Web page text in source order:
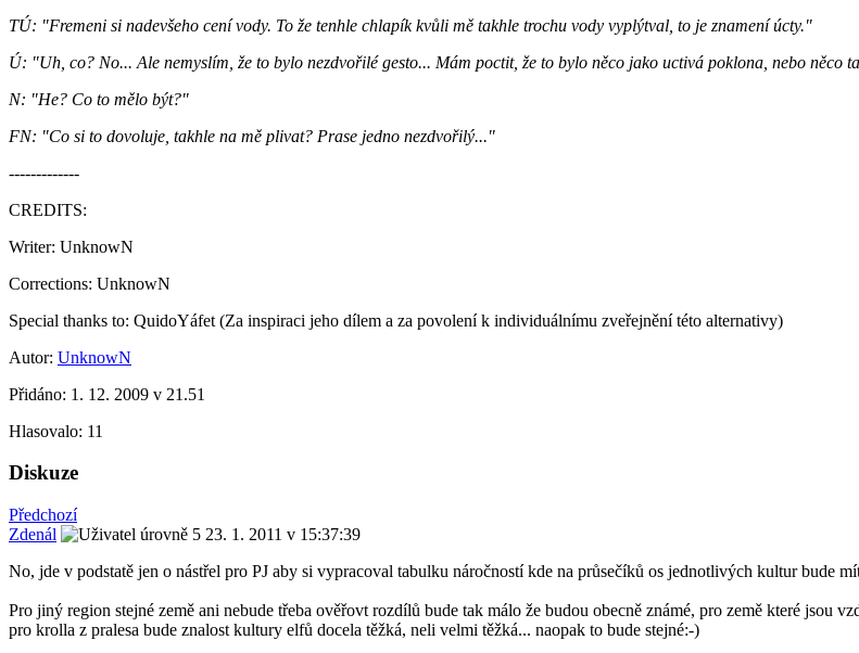
TÚ: "Fremeni si nadevšeho cení vody. To že tenhle chlapík kvůli mě takhle trochu vody vyplýtval, to je znamení úcty."
Ú: "Uh, co? No... Ale nemyslím, že to bylo nezdvořilé gesto... Mám poctit, že to bylo něco jako uctivá poklona, nebo něco
N: "He? Co to mělo být?"
FN: "Co si to dovoluje, takhle na mě plivat? Prase jedno nezdvořilý..."
-------------
CREDITS:
Writer: UnknowN
Corrections: UnknowN
Special thanks to: QuidoYáfet (Za inspiraci jeho dílem a za povolení k individuálnímu zveřejnění této alternativy)
Autor: UnknowN
Přidáno: 1. 12. 2009 v 21.51
Hlasovalo: 11
Diskuze
Předchozí
Zdenál
23. 1. 2011 v 15:37:39
No, jde v podstatě jen o nástřel pro PJ aby si vypracoval tabulku náročností kde na průsečíků os jednotlivých kultur bude
Pro jiný region stejné země ani nebude třeba ověřovt rozdílů bude tak málo že budou obecně známé, pro země které jsou
pro krolla z pralesa bude znalost kultury elfů docela těžká, neli velmi těžká... naopak to bude stejné:-)